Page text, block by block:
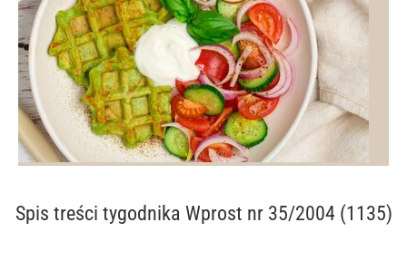
Spis treści tygodnika Wprost nr 35/2004 (1135)